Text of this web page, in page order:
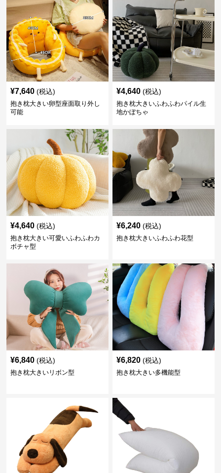
¥7,640 (税込)
抱き枕大きい卵型座面取り外し
可能
¥4,640 (税込)
抱き枕大きいふわふわパイル生
地かぼちゃ
¥4,640 (税込)
抱き枕大きい可愛いふわふわカ
ボチャ型
¥6,240 (税込)
抱き枕大きいふわふわ花型
¥6,840 (税込)
抱き枕大きいリボン型
¥6,820 (税込)
抱き枕大きい多機能型